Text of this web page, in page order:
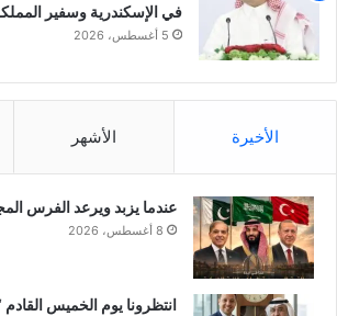
في الإسكندرية وسفير
5 أغسطس، 2026
الأخيرة الأشهر
عندما يزبد ويرعد الفرس
8 أغسطس، 2026
انتظرونا يوم الخميس